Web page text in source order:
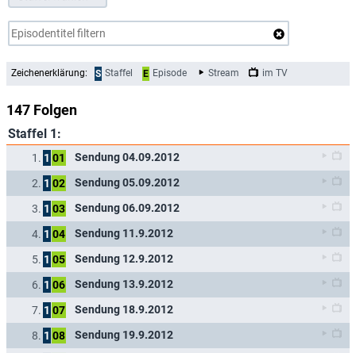
Zeichenerklärung: S Staffel E Episode Stream im TV
147 Folgen
Staffel 1:
1. 1 01 Sendung 04.09.2012
2. 1 02 Sendung 05.09.2012
3. 1 03 Sendung 06.09.2012
4. 1 04 Sendung 11.9.2012
5. 1 05 Sendung 12.9.2012
6. 1 06 Sendung 13.9.2012
7. 1 07 Sendung 18.9.2012
8. 1 08 Sendung 19.9.2012